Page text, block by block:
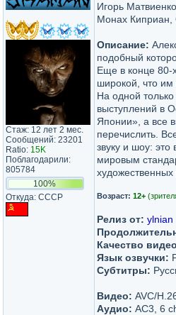
Стаж: 12 лет 2 мес.
Сообщений: 23201
Ratio: 15K
Поблагодарили:
805784
100%
Откуда: CCCP
Игорь
Монах
Описание:
подобный
Еще в конце 80-
широкой, что им
На одной
выступлений в
Японии», а все
перечислить.
звуку и шоу:
мировым
художественных
Возраст: 12+
Релиз от: ylnian
Качество
Язык озвучки:
Субтитры:
Видео: AVC/
Аудио: AC3, 6